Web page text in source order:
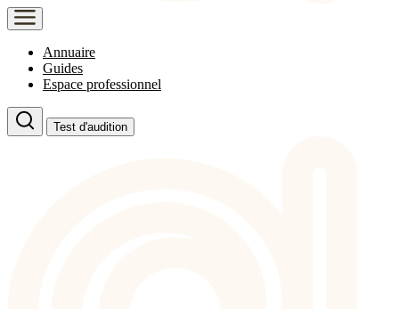
Annuaire
Guides
Espace professionnel
Test d'audition